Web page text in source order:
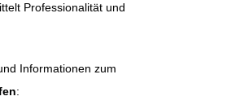
Professionalität und
Informationen zum
: